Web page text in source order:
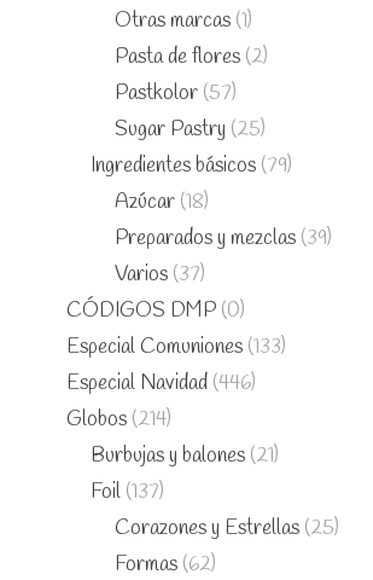
Otras marcas (1)
Pasta de flores (2)
Pastkolor (57)
Sugar Pastry (25)
Ingredientes básicos (79)
Azúcar (18)
Preparados y mezclas (39)
Varios (37)
CÓDIGOS DMP (0)
Especial Comuniones (133)
Especial Navidad (446)
Globos (214)
Burbujas y balones (21)
Foil (137)
Corazones y Estrellas (25)
Formas (62)